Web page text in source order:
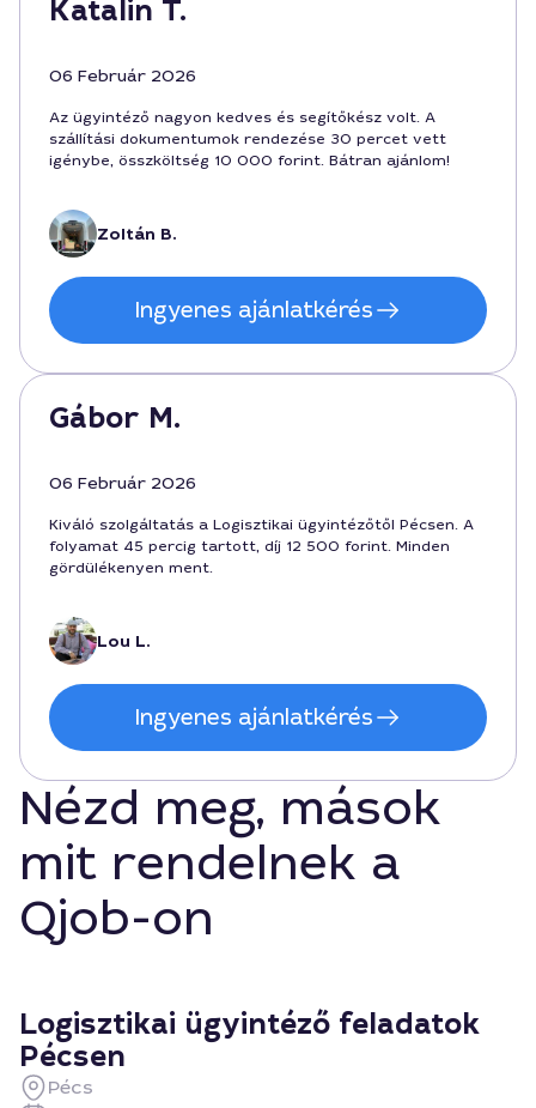
Katalin T.
06 Február 2026
Az ügyintéző nagyon kedves és segítőkész volt. A
szállítási dokumentumok rendezése 30 percet vett
igénybe, összköltség 10 000 forint. Bátran ajánlom!
Zoltán B.
Ingyenes ajánlatkérés
Gábor M.
06 Február 2026
Kiváló szolgáltatás a Logisztikai ügyintézőtől Pécsen. A
folyamat 45 percig tartott, díj 12 500 forint. Minden
gördülékenyen ment.
Lou L.
Ingyenes ajánlatkérés
Nézd meg, mások
mit rendelnek a
Qjob-on
Logisztikai ügyintéző feladatok
Pécsen
Pécs